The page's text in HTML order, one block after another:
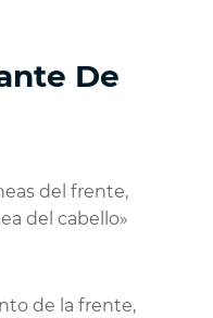
De
del frente,
del cabello»
de la frente,